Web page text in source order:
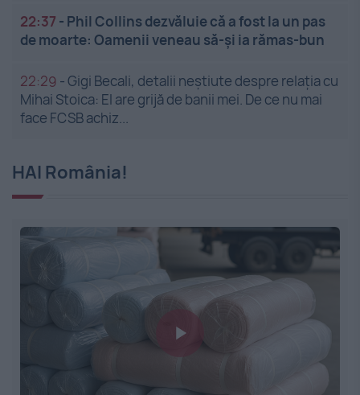
22:37 - Phil Collins dezvăluie că a fost la un pas
de moarte: Oamenii veneau să-și ia rămas-bun
22:29 -Gigi Becali, detalii neștiute despre relația cu
Mihai Stoica: El are grijă de banii mei. De ce nu mai
face FCSB achiz...
HAI România!